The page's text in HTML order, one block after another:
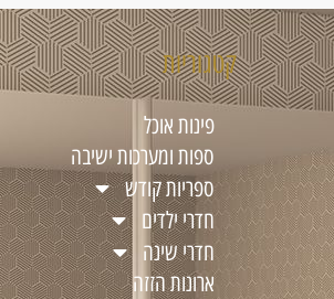
קטגוריות
פינות אוכל
ספות ומערכות ישיבה
ספריות קודש
חדרי ילדים
חדרי שינה
ארונות הזזה